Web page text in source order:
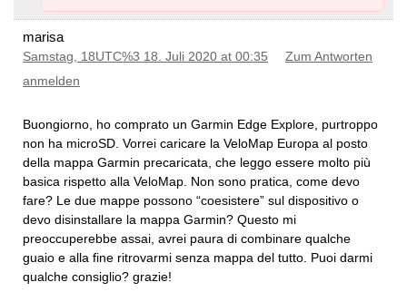
marisa
Samstag, 18UTC%3 18. Juli 2020 at 00:35
Zum Antworten
anmelden
Buongiorno, ho comprato un Garmin Edge Explore, purtroppo
non ha microSD. Vorrei caricare la VeloMap Europa al posto
della mappa Garmin precaricata, che leggo essere molto più
basica rispetto alla VeloMap. Non sono pratica, come devo
fare? Le due mappe possono “coesistere” sul dispositivo o
devo disinstallare la mappa Garmin? Questo mi
preoccuperebbe assai, avrei paura di combinare qualche
guaio e alla fine ritrovarmi senza mappa del tutto. Puoi darmi
qualche consiglio? grazie!